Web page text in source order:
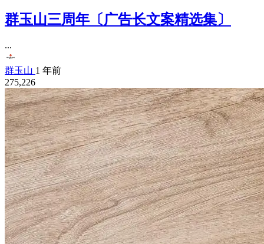
群玉山三周年〔广告长文案精选集〕
...
群玉山 1 年前
275,226